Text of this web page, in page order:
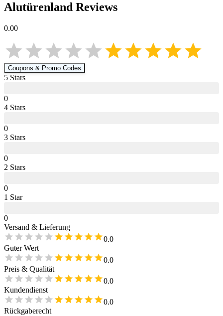
Alutürenland Reviews
0.00
Coupons & Promo Codes
5 Stars
0
4 Stars
0
3 Stars
0
2 Stars
0
1 Star
0
Versand & Lieferung
0.0
Guter Wert
0.0
Preis & Qualität
0.0
Kundendienst
0.0
Rückgaberecht